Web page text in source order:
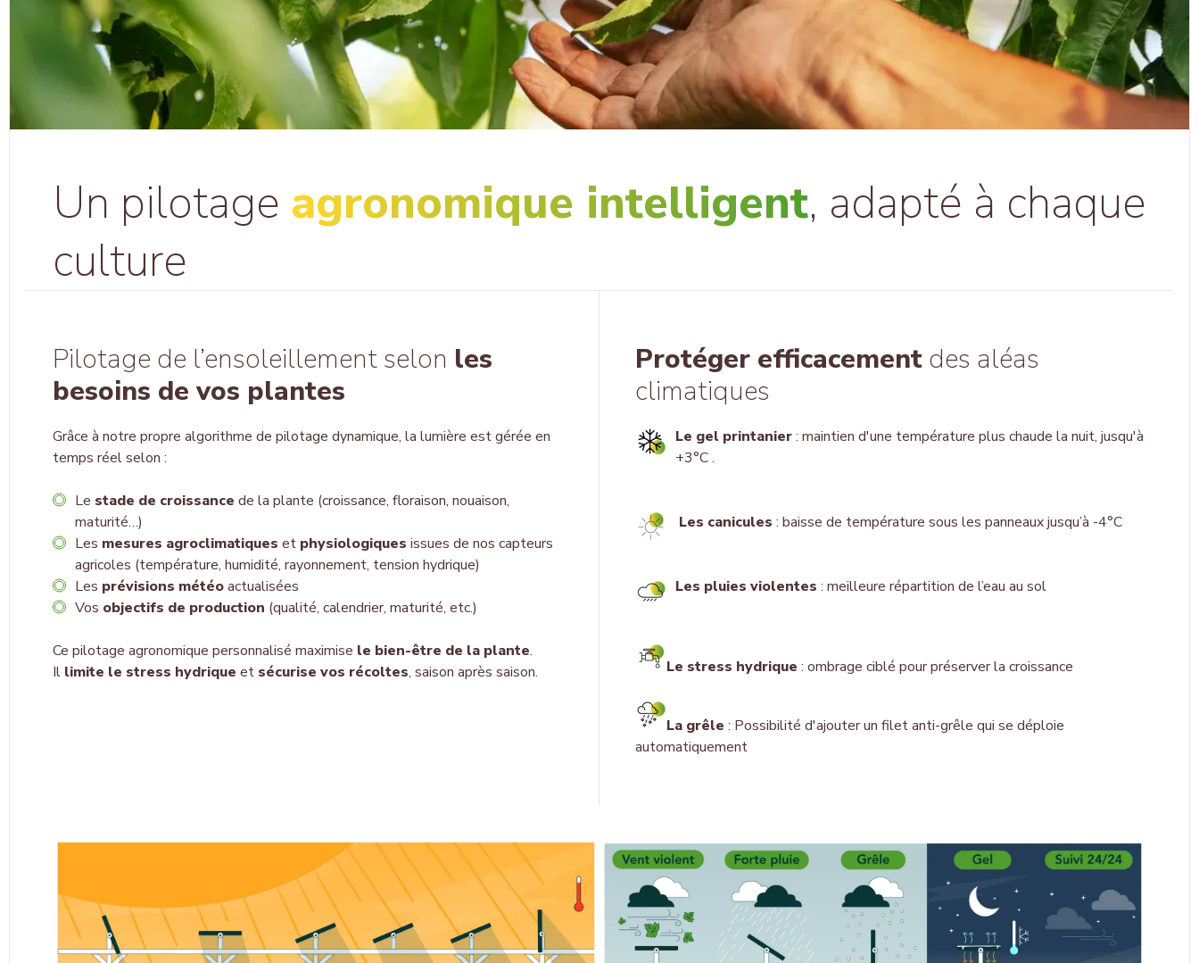
Un pilotage agronomique intelligent, adapté à chaque
culture
Pilotage de l’ensoleillement selon les
besoins de vos plantes
Grâce à notre propre algorithme de pilotage dynamique, la lumière est gérée en
temps réel selon :
Le stade de croissance de la plante (croissance, floraison, nouaison,
maturité…)
Les mesures agroclimatiques et physiologiques issues de nos capteurs
agricoles (température, humidité, rayonnement, tension hydrique)
Les prévisions météoactualisées
Vos objectifs de production (qualité, calendrier, maturité, etc.)
Ce pilotage agronomique personnalisé maximise le bien-être de la plante.
Il limite le stress hydrique et sécurise vos récoltes, saison après saison.
Protéger efficacementdes aléas
climatiques
Le gel printanier: maintien d'une température plus chaude la nuit, jusqu'à
+3°C .
Les canicules : baisse de température sous les panneaux jusqu’à -4°C
Les pluies violentes : meilleure répartition de l’eau au sol
Le stress hydrique : ombrage ciblé pour préserver la croissance
La grêle : Possibilité d'ajouter un filet anti-grêle qui se déploie
automatiquement